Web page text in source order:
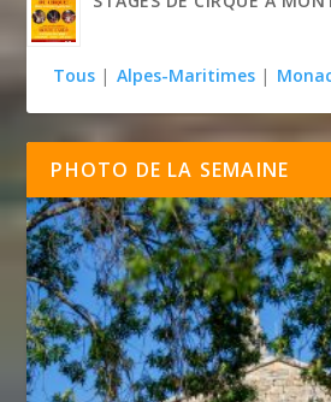
Tous | Alpes-Maritimes |
PHOTO DE LA SEMAINE